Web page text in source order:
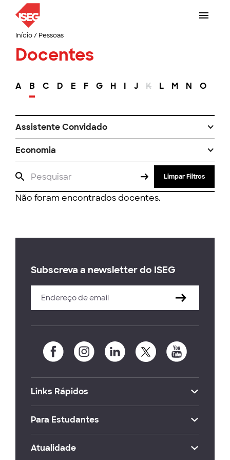
Início/ Pessoas
Docentes
A B C D E F G H I J K L M N O
Assistente Convidado
Economia
Limpar Filtros
Não foram encontrados docentes.
Subscreva a newsletter do ISEG
Links Rápidos
Para Estudantes
Atualidade